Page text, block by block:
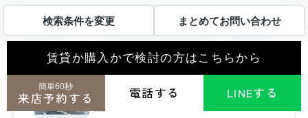
日々の暮らしに便利な肉のハナマサ(スーパー)まで5分で行けます。共用
募集中の部屋
検索条件を変更 まとめてお問い合わせ
賃貸か購入かで検討の方はこちらから
簡単60秒
来店予約する 電話する LINEする